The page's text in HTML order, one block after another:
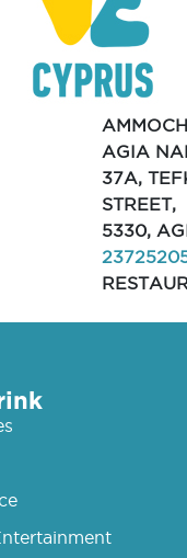
AGIA
37A,
STREET,
5330,